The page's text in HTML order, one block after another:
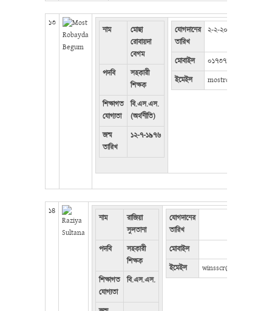
১৩
নাম
মোছা
রোবায়দা
বেগম
পদবি
সহকারী
শিক্ষক
শিক্ষাগত
যোগ্যতা
বি.এস.এস.
(অর্থনীতি)
জন্ম
তারিখ
১২-৭-১৯৭৬
যোগদানের
তারিখ
২-২-২০১৫
মোবাইল
০১৭৩৭১৪৪৯৮৭
ইমেইল
১৪
নাম
রাজিয়া
সুলতানা
পদবি
সহকারী
শিক্ষক
শিক্ষাগত
যোগ্যতা
বি.এস.এস.
যোগদানের
তারিখ
মোবাইল
ইমেইল
winsscr@gmail.com